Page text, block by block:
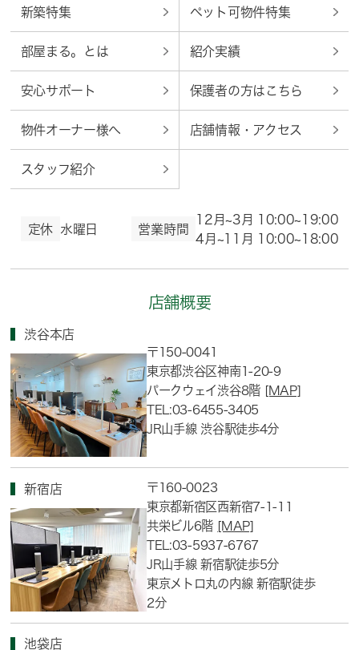
新築特集 ペット可物件特集
部屋まる。とは 紹介実績
安心サポート 保護者の方はこちら
物件オーナー様へ 店舗情報・アクセス
スタッフ紹介
定休 水曜日 営業時間
12月~3月 10:00~19:00
4月~11月 10:00~18:00
店舗概要
渋谷本店
〒150-0041
東京都渋谷区神南1-20-9
パークウェイ渋谷8階 [MAP]
TEL:03-6455-3405
JR山手線 渋谷駅徒歩4分
新宿店
〒160-0023
東京都新宿区西新宿7-1-11
共栄ビル6階 [MAP]
TEL:03-5937-6767
JR山手線 新宿駅徒歩5分
東京メトロ丸の内線 新宿駅徒歩
2分
池袋店